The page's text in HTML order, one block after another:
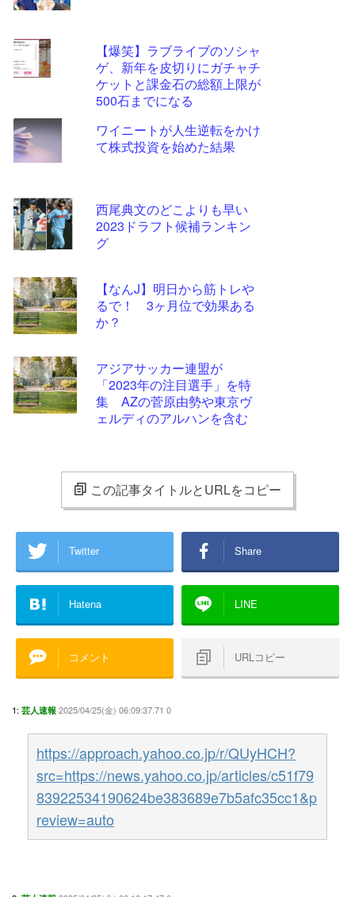
【爆笑】ラブライブのソシャ
ゲ、新年を皮切りにガチャチ
ケットと課金石の総額上限が
500石までになる
ワイニートが人生逆転をかけ
て株式投資を始めた結果
西尾典文のどこよりも早い
2023ドラフト候補ランキン
グ
【なんJ】明日から筋トレや
るで！ 3ヶ月位で効果ある
か？
アジアサッカー連盟が
「2023年の注目選手」を特
集 AZの菅原由勢や東京ヴ
ェルディのアルハンを含む
この記事タイトルとURLをコピー
Twitter Share
Hatena LINE
コメント URLコピー
1: 芸人速報 2025/04/25(金) 06:09:37.71 0
https://approach.yahoo.co.jp/r/QUyHCH?
src=https://news.yahoo.co.jp/articles/c51f79
83922534190624be383689e7b5afc35cc1&p
review=auto